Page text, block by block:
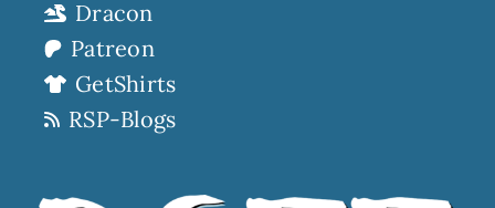
Dracon
Patreon
GetShirts
RSP-Blogs